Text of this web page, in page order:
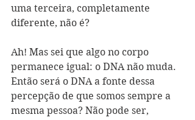
uma terceira, completamente
diferente, não é?
Ah! Mas sei que algo no corpo
permanece igual: o DNA não muda.
Então será o DNA a fonte dessa
percepção de que somos sempre a
mesma pessoa? Não pode ser,